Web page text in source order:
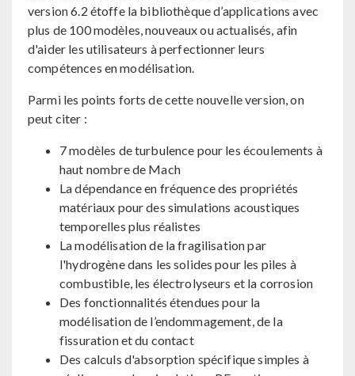
version 6.2 étoffe la bibliothèque d’applications avec
plus de 100 modèles, nouveaux ou actualisés, afin
d'aider les utilisateurs à perfectionner leurs
compétences en modélisation.
Parmi les points forts de cette nouvelle version, on
peut citer :
7 modèles de turbulence pour les écoulements à
haut nombre de Mach
La dépendance en fréquence des propriétés
matériaux pour des simulations acoustiques
temporelles plus réalistes
La modélisation de la fragilisation par
l'hydrogène dans les solides pour les piles à
combustible, les électrolyseurs et la corrosion
Des fonctionnalités étendues pour la
modélisation de l’endommagement, de la
fissuration et du contact
Des calculs d'absorption spécifique simples à